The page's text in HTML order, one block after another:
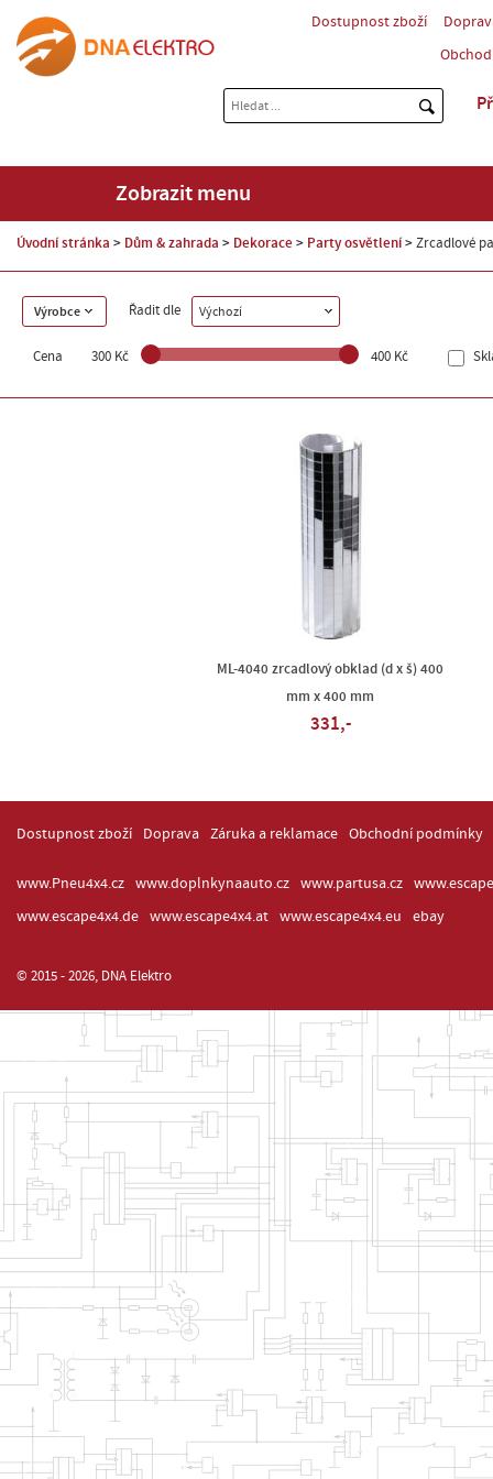
Dostupnost zboží
Zobrazit menu
Úvodní stránka Dům & zahrada Dekorace Party osvětlení Zrcadlové
Výrobce Řadit dle Výchozí
Cena 300 Kč 400 Kč
ML-4040 zrcadlový obklad (d x š) 400
mm x 400 mm
331,-
Dostupnost zboží Doprava Záruka a reklamace Obchodní podmínky
www.Pneu4x4.cz www.doplnkynaauto.cz www.partusa.cz
www.escape4x4.de
www.escape4x4.at www.escape4x4.eu ebay
© 2015 - 2026, DNA Elektro